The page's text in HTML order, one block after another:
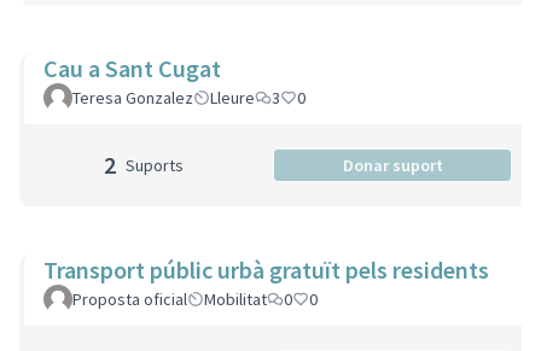
Cau a Sant Cugat
Teresa Gonzalez Lleure 3 0
2 Suports Donar suport
Transport públic urbà gratuït pels residents
Proposta oficial Mobilitat 0 0